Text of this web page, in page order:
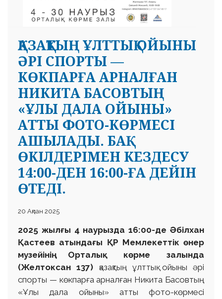
ҚАЗАҚТЫҢ ҰЛТТЫҚ ОЙЫНЫ
ӘРІ СПОРТЫ —
КӨКПАРҒА АРНАЛҒАН
НИКИТА БАСОВТЫҢ
«ҰЛЫ ДАЛА ОЙЫНЫ»
АТТЫ ФОТО-КӨРМЕСІ
АШЫЛАДЫ. БАҚ
ӨКІЛДЕРІМЕН КЕЗДЕСУ
14:00-ДЕН 16:00-ҒА ДЕЙІН
ӨТЕДІ.
20 Ақпан 2025
2025 жылғы 4 наурызда 16:00-де Әбілхан
Қастеев атындағы ҚР Мемлекеттік өнер
музейінің Орталық көрме залында
(Желтоксан 137) қазақтың ұлттық ойыны әрі
спорты — көкпарға арналған Никита Басовтың
«Ұлы дала ойыны» атты фото-көрмесі